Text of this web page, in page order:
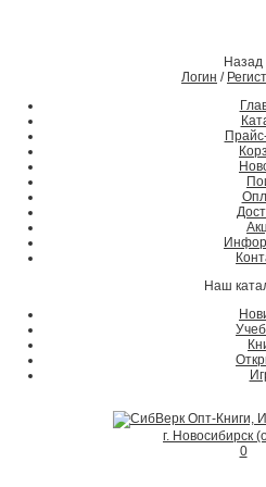
Назад
Логин /
Наш
г. Новосибирск
0